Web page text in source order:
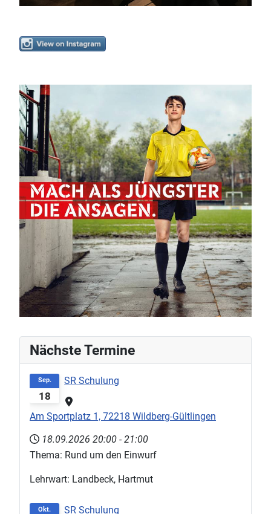
Nächste Termine
18
Sep. SR Schulung
Am Sportplatz 1, 72218 Wildberg-Gültlingen
18.09.2026 20:00 - 21:00
Thema: Rund um den Einwurf
Lehrwart: Landbeck, Hartmut
Okt. SR Schulung